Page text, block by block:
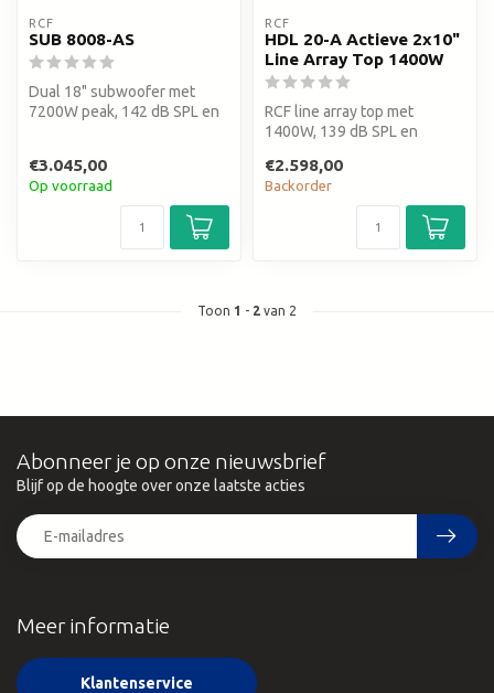
RCF
SUB 8008-AS
Dual 18" subwoofer met
7200W peak, 142 dB SPL en
€3.045,00
Op voorraad
RCF
HDL 20-A Actieve 2x10"
Line Array Top 1400W
RCF line array top met
1400W, 139 dB SPL en
technologie. Ges...
€2.598,00
Backorder
Toon 1 - 2 van 2
Meer informatie
Klantenservice
Abonneer je op onze nieuwsbrief
Blijf op de hoogte over onze laatste acties